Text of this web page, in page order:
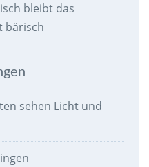
bleibt das
bärisch
sehen Licht und